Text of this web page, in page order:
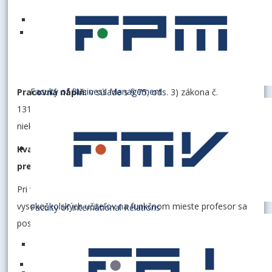
Faculty of Business Management
Faculty of International Relations
v pedagogickej oblasti orientované na problematiku
aplikácie metód matematickej a hospodárskej štatistiky
Pracovná náplň:v súlade s § 75, ods. 3) zákona č.
131/2002 Z. z. o vysokých školách a o zmene a doplnení
niektorých zákonov v znení neskorších predpisov.
Kvalifikačné predpoklady a osobitné kvalifikačné
predpoklady:
Pri výberovom konaní na obsadenie pracovných miest
vysokoškolských učiteľov na funkčnom mieste profesor sa
posudzujú najmä tieto kritériá:
VŠ vzdelanie 3. stupňa,